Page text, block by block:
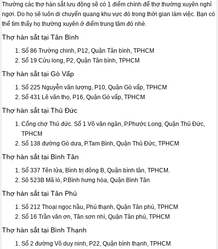
Thường các thợ hàn sắt lưu động sẽ có 1 điểm chính để thợ thường xuyên nghỉ
ngơi. Do họ sẽ luôn di chuyển quang khu vực đó trong thời gian làm việc. Bạn có
thể tìm thấy họ thường xuyên ở điểm trung tâm đó nhé.
Thợ hàn sắt tại Tân Bình
Số 86 Trường chinh, P12, Quận Tân bình, TPHCM
Số 19 Cửu long, P2, Quận Tân bình, TPHCM
Thợ hàn sắt tại Gò Vấp
Số 225 Nguyễn văn lượng, P10, Quận Gò vấp, TPHCM
Số 431 Lê văn thọ, P16, Quận Gò vấp, TPHCM
Thợ hàn sắt tại Thủ Đức
Cổng chợ Thủ đức. Số 1 Võ văn ngân, P.Phước Long, Quận Thủ Đức,
TPHCM
Số 138 đường Gò dưa, P.Tam Bình, Quận Thủ Đức, TPHCM
Thợ hàn sắt tại Bình Tân
Số 337 Tên lửa, Bình trị đông B, Quận bình tân, TPHCM.
Sô 523B Mã lò, P.Bình hưng hòa, Quận Bình Tân
Thợ hàn sắt tại Tân Phú
Số 212 Thoại ngọc hầu, Phú thạnh, Quận Tân phú, TPHCM
Số 16 Trần văn ơn, Tân sơn nhì, Quận Tân phú, TPHCM
Thợ hàn sắt tại Bình Thạnh
Số 2 đường Võ duy ninh, P22, Quận bình thạnh, TPHCM